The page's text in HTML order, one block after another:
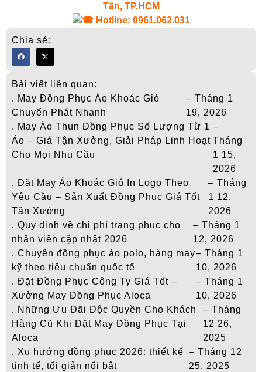
Tân, TP.HCM
Hotline: 0961.062.031
Chia sẻ:
Bài viết liên quan:
. May Đồng Phục Áo Khoác Gió
Chuyển Phát Nhanh
– Tháng 1
19, 2026
. May Áo Thun Đồng Phục Số Lượng Từ 1
Áo – Giá Tận Xưởng, Giải Pháp Linh Hoạt
Cho Mọi Nhu Cầu
–
Tháng
1 15,
2026
. Đặt May Áo Khoác Gió In Logo Theo
Yêu Cầu – Sản Xuất Đồng Phục Giá Tốt
Tận Xưởng
– Tháng
1 12,
2026
. Quy định về chi phí trang phục cho
nhân viên cập nhật 2026
– Tháng 1
12, 2026
. Chuyên đồng phục áo polo, hàng may
kỹ theo tiêu chuẩn quốc tế
– Tháng 1
10, 2026
. Đặt Đồng Phục Công Ty Giá Tốt –
Xưởng May Đồng Phục Aloca
– Tháng 1
10, 2026
. Những Ưu Đãi Độc Quyền Cho Khách
Hàng Cũ Khi Đặt May Đồng Phục Tại
Aloca
– Tháng
12 26,
2025
. Xu hướng đồng phục 2026: thiết kế
tinh tế, tối giản nổi bật
– Tháng 12
25, 2025